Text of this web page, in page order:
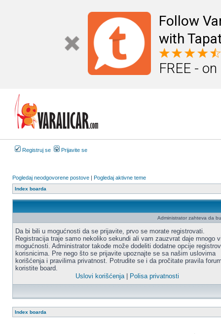
Follow
with
FREE -
Registruj se Prijavite se
Pogledaj neodgovorene postove | Pogledaj aktivne teme
Index boarda
Administrator zahteva da
Da bi bili u mogućnosti da se prijavite, prvo se morate registrovati.
Registracija traje samo nekoliko sekundi ali vam zauzvrat daje mnogo
mogućnosti. Administrator takođe može dodeliti dodatne opcije
korisnicima. Pre nego što se prijavite upoznajte se sa našim uslovima
korišćenja i pravilima privatnost. Potrudite se i da pročitate pravila
koristite board.
Uslovi korišćenja| Polisa privatnosti
Index boarda